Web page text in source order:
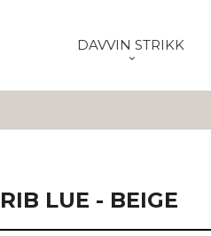
DAVVIN STRIKK
RIB LUE - BEIGE